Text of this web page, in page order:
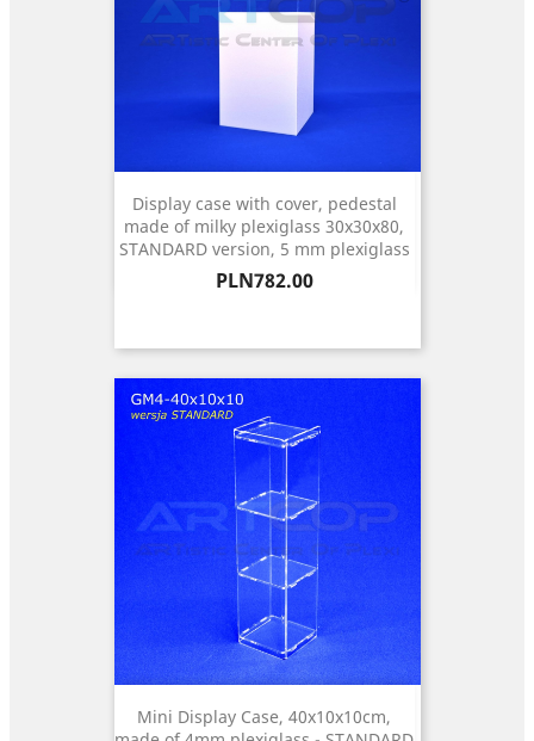
Display case with cover, pedestal
made of milky plexiglass 30x30x80,
STANDARD version, 5 mm plexiglass
Price
PLN782.00
Mini Display Case, 40x10x10cm,